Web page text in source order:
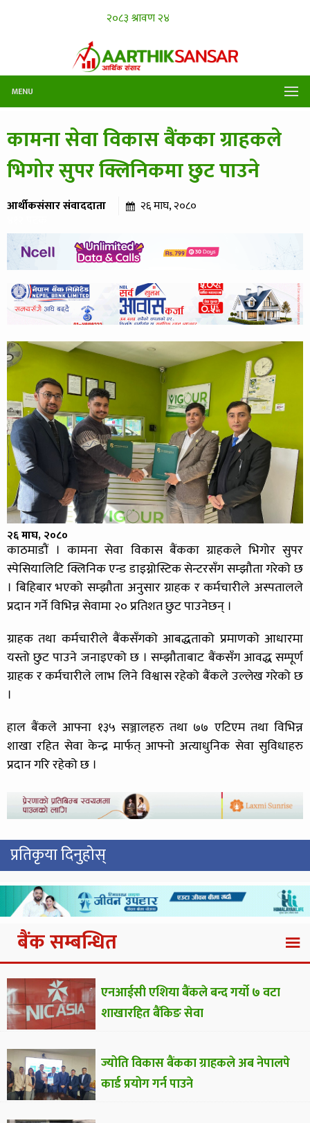
MENU
कामना सेवा विकास बैंकका ग्राहकले
भिगोर सुपर क्लिनिकमा छुट पाउने
आर्थीकसंसार संवाददाता २६ माघ, २०८०
२६ माघ, २०८०
काठमाडौं । कामना सेवा विकास बैंकका ग्राहकले भिगोर सुपर
स्पेसियालिटि क्लिनिक एन्ड डाइग्नोस्टिक सेन्टरसँग सम्झौता गरेको छ
। बिहिबार भएको सम्झौता अनुसार ग्राहक र कर्मचारीले अस्पतालले
प्रदान गर्ने विभिन्न सेवामा २० प्रतिशत छुट पाउनेछन् ।
ग्राहक तथा कर्मचारीले बैंकसँगको आबद्धताको प्रमाणको आधारमा
यस्तो छुट पाउने जनाइएको छ । सम्झौताबाट बैंकसँग आवद्ध सम्पूर्ण
ग्राहक र कर्मचारीले लाभ लिने विश्वास रहेको बैंकले उल्लेख गरेको छ
।
हाल बैंकले आफ्ना १३५ सञ्जालहरु तथा ७७ एटिएम तथा विभिन्न
शाखा रहित सेवा केन्द्र मार्फत् आफ्नो अत्याधुनिक सेवा सुविधाहरु
प्रदान गरि रहेको छ ।
प्रतिकृया दिनुहोस्
बैंक सम्बन्धित
एनआईसी एशिया बैंकले बन्द गर्यो ७ वटा
शाखारहित बैंकिङ सेवा
ज्योति विकास बैंकका ग्राहकले अब नेपालपे
कार्ड प्रयोग गर्न पाउने